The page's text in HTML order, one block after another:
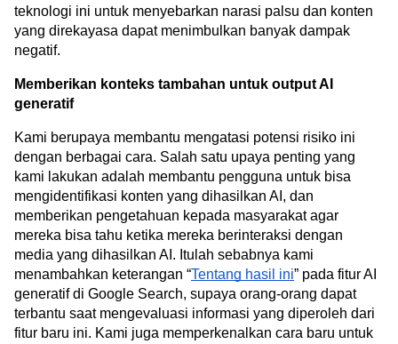
teknologi ini untuk menyebarkan narasi palsu dan konten
yang direkayasa dapat menimbulkan banyak dampak
negatif.
Memberikan konteks tambahan untuk output AI
generatif
Kami berupaya membantu mengatasi potensi risiko ini
dengan berbagai cara. Salah satu upaya penting yang
kami lakukan adalah membantu pengguna untuk bisa
mengidentifikasi konten yang dihasilkan AI, dan
memberikan pengetahuan kepada masyarakat agar
mereka bisa tahu ketika mereka berinteraksi dengan
media yang dihasilkan AI. Itulah sebabnya kami
menambahkan keterangan “Tentang hasil ini” pada fitur AI
generatif di Google Search, supaya orang-orang dapat
terbantu saat mengevaluasi informasi yang diperoleh dari
fitur baru ini. Kami juga memperkenalkan cara baru untuk